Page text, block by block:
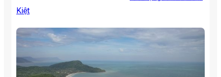
Kiệt